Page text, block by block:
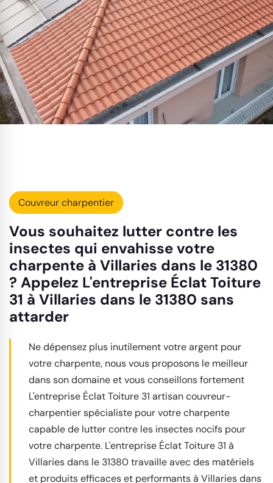
Couvreur charpentier
Vous souhaitez lutter contre les
insectes qui envahisse votre
charpente à Villaries dans le 31380
? Appelez L'entreprise Éclat Toiture
31 à Villaries dans le 31380 sans
attarder
Ne dépensez plus inutilement votre argent pour
votre charpente, nous vous proposons le meilleur
dans son domaine et vous conseillons fortement
L'entreprise Éclat Toiture 31 artisan couvreur-
charpentier spécialiste pour votre charpente
capable de lutter contre les insectes nocifs pour
votre charpente. L'entreprise Éclat Toiture 31 à
Villaries dans le 31380 travaille avec des matériels
et produits efficaces et performants à Villaries dans